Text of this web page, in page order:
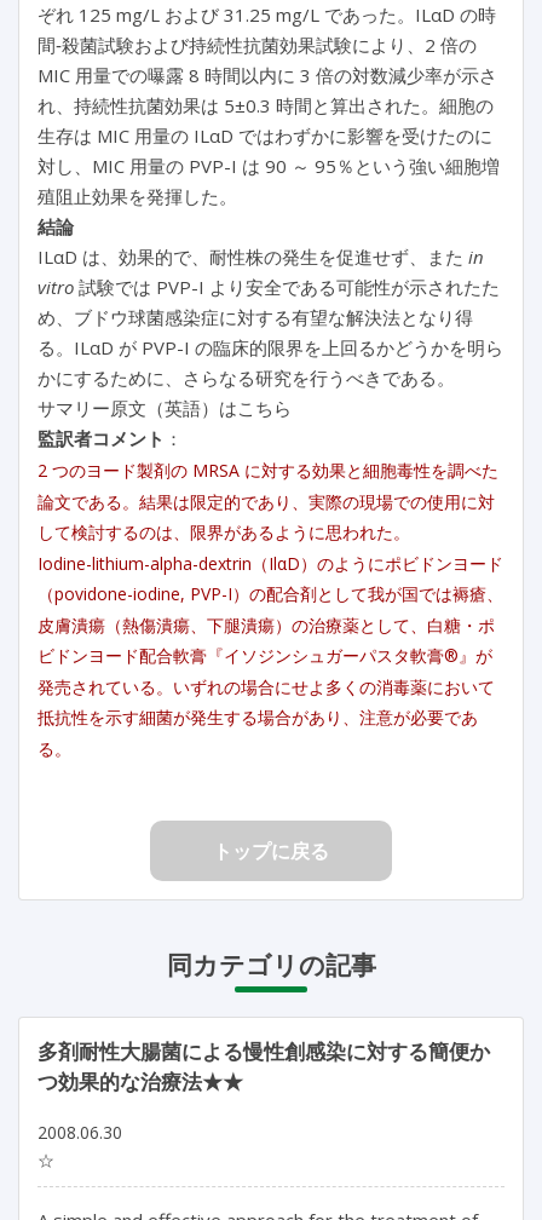
ぞれ 125 mg/L および 31.25 mg/L であった。ILαD の時
間‐殺菌試験および持続性抗菌効果試験により、2 倍の
MIC 用量での曝露 8 時間以内に 3 倍の対数減少率が示さ
れ、持続性抗菌効果は 5±0.3 時間と算出された。細胞の
生存は MIC 用量の ILαD ではわずかに影響を受けたのに
対し、MIC 用量の PVP-I は 90 ～ 95％という強い細胞増
殖阻止効果を発揮した。
結論
ILαD は、効果的で、耐性株の発生を促進せず、また in
vitro 試験では PVP-I より安全である可能性が示されたた
め、ブドウ球菌感染症に対する有望な解決法となり得
る。ILαD が PVP-I の臨床的限界を上回るかどうかを明ら
かにするために、さらなる研究を行うべきである。
サマリー原文（英語）はこちら
監訳者コメント ：
2 つのヨード製剤の MRSA に対する効果と細胞毒性を調べた
論文である。結果は限定的であり、実際の現場での使用に対
して検討するのは、限界があるように思われた。
Iodine-lithium-alpha-dextrin（IlαD）のようにポビドンヨード
（povidone-iodine, PVP-I）の配合剤として我が国では褥瘡、
皮膚潰瘍（熱傷潰瘍、下腿潰瘍）の治療薬として、白糖・ポ
ビドンヨード配合軟膏『イソジンシュガーパスタ軟膏®』が
発売されている。いずれの場合にせよ多くの消毒薬において
抵抗性を示す細菌が発生する場合があり、注意が必要であ
る。
トップに戻る
同カテゴリの記事
多剤耐性大腸菌による慢性創感染に対する簡便か
つ効果的な治療法★★
2008.06.30
☆